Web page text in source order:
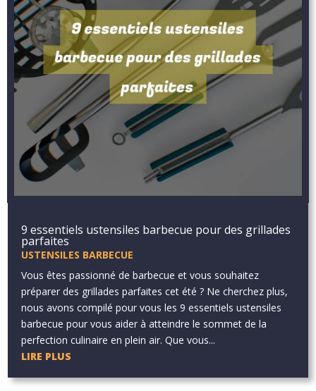
9 essentiels ustensiles barbecue pour des grillades
parfaites
USTENSILES BARBECUE
Vous êtes passionné de barbecue et vous souhaitez
préparer des grillades parfaites cet été ? Ne cherchez plus,
nous avons compilé pour vous les 9 essentiels ustensiles
barbecue pour vous aider à atteindre le sommet de la
perfection culinaire en plein air. Que vous...
LIRE PLUS